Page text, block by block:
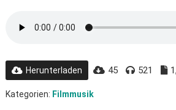
Herunterladen 45 521
Kategorien: Filmmusik